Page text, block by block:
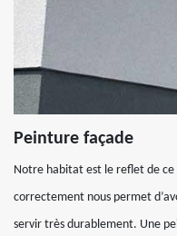
Peinture façade
Notre habitat est le reflet de ce
correctement nous permet
servir très durablement. Une